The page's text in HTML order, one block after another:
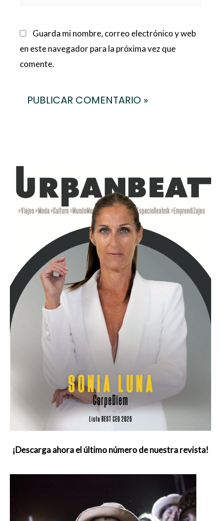
Guarda mi nombre, correo electrónico y web
en este navegador para la próxima vez que
comente.
¡Descarga ahora el último número de nuestra revista!